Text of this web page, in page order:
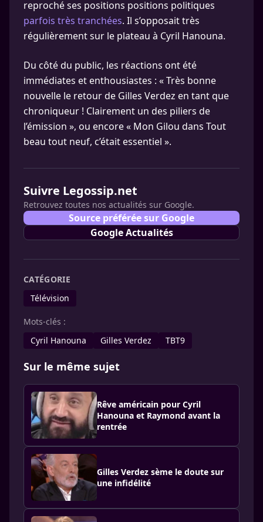
reproché ses positions positions politiques
parfois très tranchées. Il s’opposait très
régulièrement sur le plateau à Cyril Hanouna.
Du côté du public, les réactions ont été
immédiates et enthousiastes : « Très bonne
nouvelle le retour de Gilles Verdez en tant que
chroniqueur ! Clairement un des piliers de
l’émission », ou encore « Mon Gilou dans Tout
beau tout neuf, c’était essentiel ».
Suivre Legossip.net
Retrouvez toutes nos actualités sur Google.
Source préférée sur Google
Google Actualités
CATÉGORIE
Télévision
Mots-clés :
Cyril Hanouna
Gilles Verdez TBT9
Sur le même sujet
Rêve américain pour Cyril
Hanouna et Raymond avant la
rentrée
Gilles Verdez sème le doute sur
une infidélité